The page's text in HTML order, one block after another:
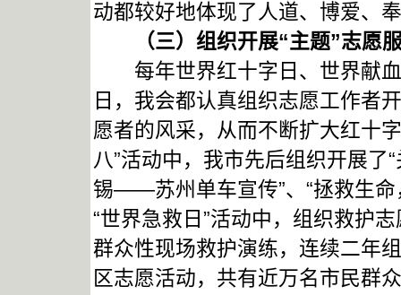
动都较好地体现了人道、博爱、
（三）组织开展“主题”志愿
每年世界红十字日、世界献血
日，我会都认真组织志愿工作者
愿者的风采，从而不断扩大红十
八”活动中，我市先后组织开展了
锡——苏州单车宣传”、“拯救生命
“世界急救日”活动中，组织救护
群众性现场救护演练，连续二年
区志愿活动，共有近万名市民群